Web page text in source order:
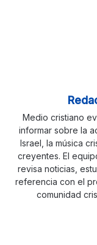
Medio cristiano
informar sobre la
Israel, la música
creyentes. El
revisa noticias,
referencia con el
comunidad